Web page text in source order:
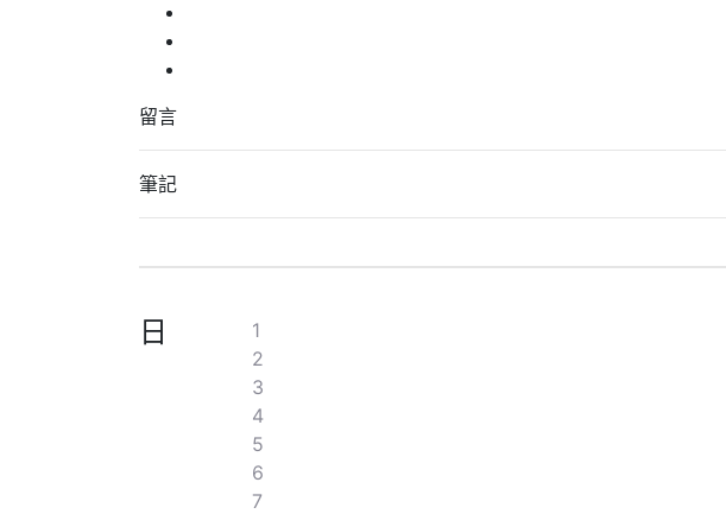
留言
筆記
日
1
2
3
4
5
6
7